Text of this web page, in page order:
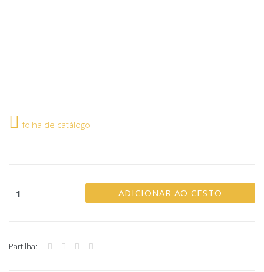
folha de catálogo
ADICIONAR AO CESTO
Partilha: